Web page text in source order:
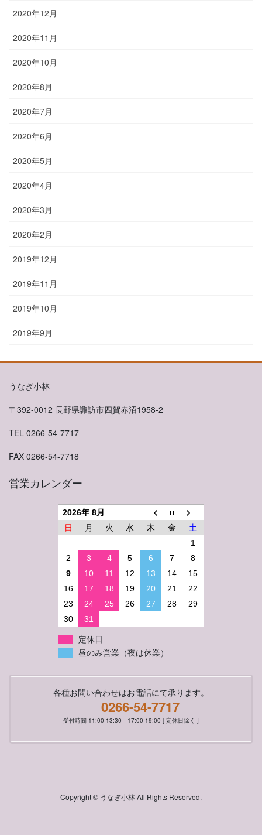
2020年12月
2020年11月
2020年10月
2020年8月
2020年7月
2020年6月
2020年5月
2020年4月
2020年3月
2020年2月
2019年12月
2019年11月
2019年10月
2019年9月
うなぎ小林
〒392-0012 長野県諏訪市四賀赤沼1958-2
TEL 0266-54-7717
FAX 0266-54-7718
営業カレンダー
2026年 8月
日
月 火 水 木 金
土
1
2
3 4 5 6 7
8
9
10 11 12 13 14
15
16
17 18 19 20 21
22
23
24 25 26 27 28
29
30
31
定休日
昼のみ営業（夜は休業）
各種お問い合わせはお電話にて承ります。
0266-54-7717
受付時間 11:00-13:30 17:00-19:00 [ 定休日除く ]
Copyright © うなぎ小林 All Rights Reserved.